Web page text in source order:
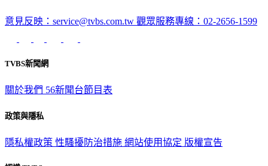
意見反映：service@tvbs.com.tw 觀眾服務專線：02-2656-1599
TVBS新聞網
關於我們 56新聞台節目表
政策與隱私
隱私權政策 性騷擾防治措施 網站使用協定 版權宣告